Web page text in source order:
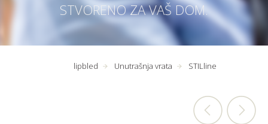
STVORENO ZA VAŠ DOM.
lipbled Unutrašnja vrata STILline